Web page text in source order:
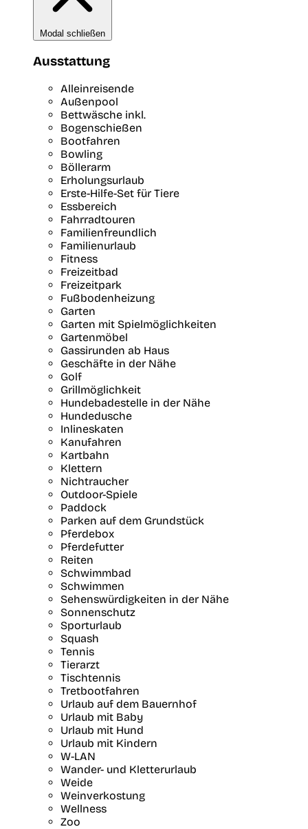
Modal schließen
Ausstattung
Alleinreisende
Außenpool
Bettwäsche inkl.
Bogenschießen
Bootfahren
Bowling
Böllerarm
Erholungsurlaub
Erste-Hilfe-Set für Tiere
Essbereich
Fahrradtouren
Familienfreundlich
Familienurlaub
Fitness
Freizeitbad
Freizeitpark
Fußbodenheizung
Garten
Garten mit Spielmöglichkeiten
Gartenmöbel
Gassirunden ab Haus
Geschäfte in der Nähe
Golf
Grillmöglichkeit
Hundebadestelle in der Nähe
Hundedusche
Inlineskaten
Kanufahren
Kartbahn
Klettern
Nichtraucher
Outdoor-Spiele
Paddock
Parken auf dem Grundstück
Pferdebox
Pferdefutter
Reiten
Schwimmbad
Schwimmen
Sehenswürdigkeiten in der Nähe
Sonnenschutz
Sporturlaub
Squash
Tennis
Tierarzt
Tischtennis
Tretbootfahren
Urlaub auf dem Bauernhof
Urlaub mit Baby
Urlaub mit Hund
Urlaub mit Kindern
W-LAN
Wander- und Kletterurlaub
Weide
Weinverkostung
Wellness
Zoo